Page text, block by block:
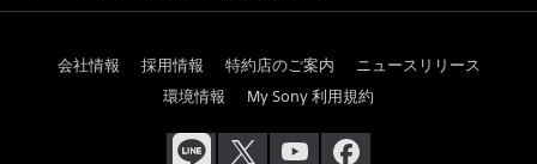
会社情報 採用情報 特約店のご案内
ニュースリリース
環境情報
My Sony 利用規約